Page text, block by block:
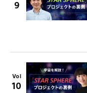
9
Vol
10